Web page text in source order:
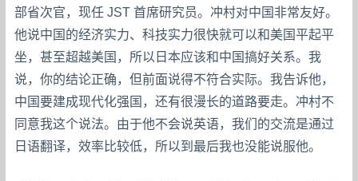
部省次官，现任 JST 首席研究员。冲村对中国非常友好。
他说中国的经济实力、科技实力很快就可以和美国平起平
坐，甚至超越美国，所以日本应该和中国搞好关系。我
说，你的结论正确，但前面说得不符合实际。我告诉他，
中国要建成现代化强国，还有很漫长的道路要走。冲村不
同意我这个说法。由于他不会说英语，我们的交流是通过
日语翻译，效率比较低，所以到最后我也没能说服他。